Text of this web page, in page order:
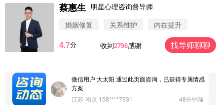
蔡惠生 明星心理咨询督导师
婚姻修复
关系维护 内在提升
4.7分 收到2796感谢 找导师聊聊
微信用户 圆圈 通过此页面咨询，已获得专属情感方
案
微信用户 Vnno 通过此页面咨询，已获得专属情感方
微信用户 大太阳 通过此页面咨询，已获得专属情感
方案
江苏-南京 158****7931
48分钟前